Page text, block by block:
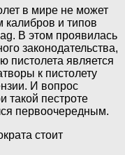
в мире не может
калибров и типов
В этом проявилась
законодательства,
пистолета является
к пистолету
И вопрос
такой пестроте
первоочередным.
стоит